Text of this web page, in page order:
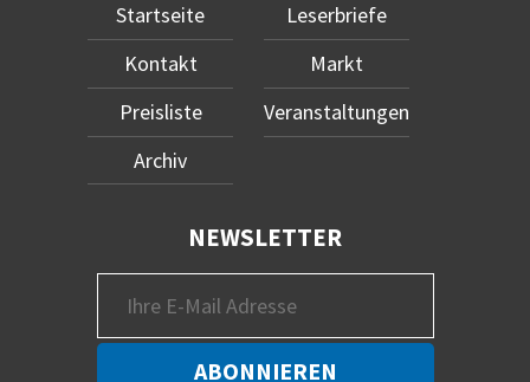
Startseite
Kontakt
Preisliste
Archiv
Leserbriefe
Markt
Veranstaltungen
NEWSLETTER